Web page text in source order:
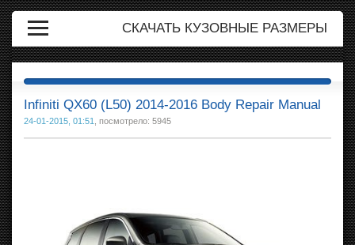
СКАЧАТЬ КУЗОВНЫЕ РАЗМЕРЫ
Infiniti QX60 (L50) 2014-2016 Body Repair Manual
24-01-2015, 01:51 , посмотрело: 5945